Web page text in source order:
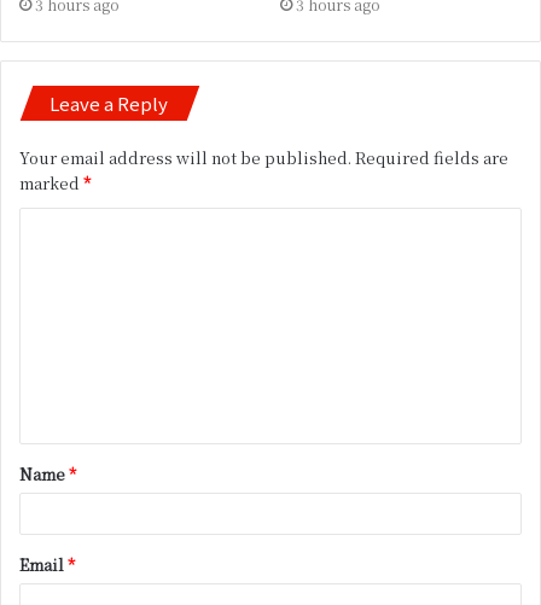
Leave a Reply
Your email address will not be published. Required fields are
marked *
t
*
Name*
Email *